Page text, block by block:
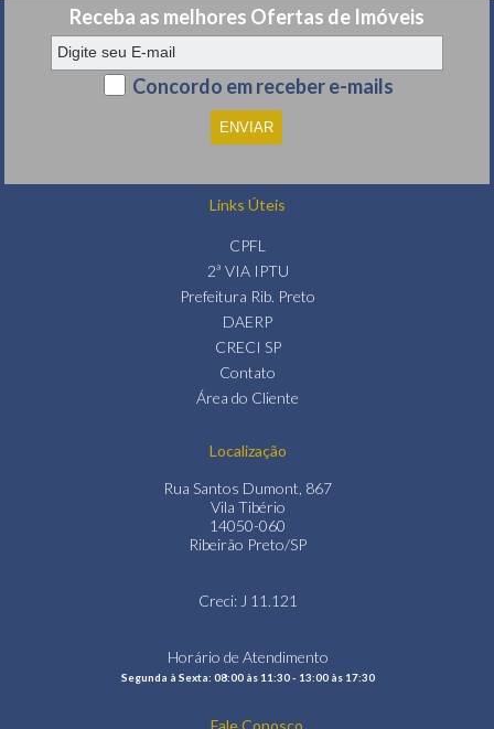
Receba as melhores Ofertas de Imóveis
Concordo em receber e-mails
Links Úteis
CPFL
2ª VIA IPTU
Prefeitura Rib. Preto
DAERP
CRECI SP
Contato
Área do Cliente
Localização
Rua Santos Dumont, 867
Vila Tibério
14050-060
Ribeirão Preto/SP
Creci: J 11.121
Horário de Atendimento
Segunda à Sexta: 08:00 às 11:30 - 13:00 às 17:30
Fale Conosco